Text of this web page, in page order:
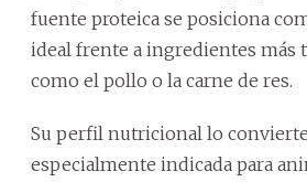
fuente proteica se posiciona
ideal frente a ingredientes más
como el pollo o la carne de res.
Su perfil nutricional lo
especialmente indicada para